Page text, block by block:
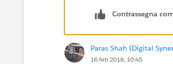
Contrassegna
Paras Shah (Digital
16 feb 2018, 10:45